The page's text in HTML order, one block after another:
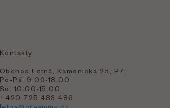
Kontakty
Obchod Letná, Kamenická 25, P7:
Po-Pá: 9:00-18:00
So: 10:00-15:00
+420 725 483 486